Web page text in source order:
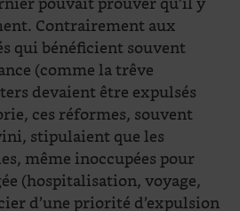
Contrairement aux
qui bénéficient souvent
(comme la trêve
devaient être expulsés
ces réformes, souvent
stipulaient que les
même inoccupées pour
(hospitalisation, voyage,
d’une priorité d’expulsion